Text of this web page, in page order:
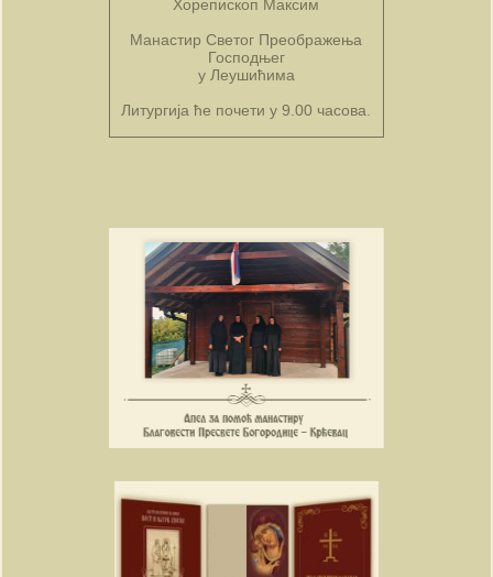
Хорепископ Максим
Манастир Светог Преображења
Господњег
у Леушићима
Литургија ће почети у 9.00 часова.